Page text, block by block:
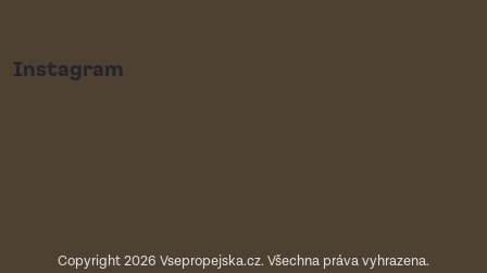
Instagram
Copyright 2026 Vsepropejska.cz. Všechna práva vyhrazena.